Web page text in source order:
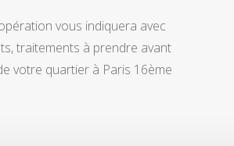
vous indiquera avec
traitements à prendre avant
votre quartier à Paris 16ème